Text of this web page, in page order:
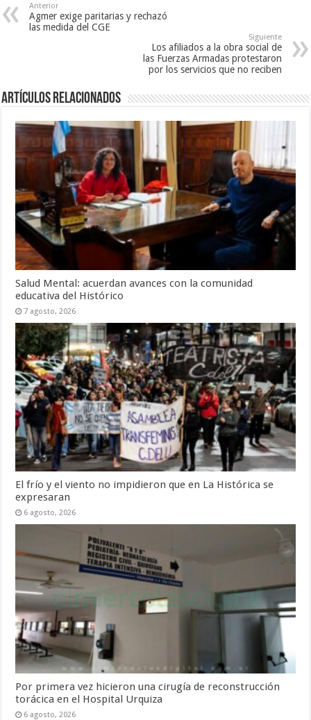
Anterior
Agmer exige paritarias y rechazó
las medida del CGE
Siguiente
Los afiliados a la obra social de
las Fuerzas Armadas protestaron
por los servicios que no reciben
Artículos Relacionados
Salud Mental: acuerdan avances con la comunidad
educativa del Histórico
7 agosto, 2026
El frío y el viento no impidieron que en La Histórica se
expresaran
6 agosto, 2026
Por primera vez hicieron una cirugía de reconstrucción
torácica en el Hospital Urquiza
6 agosto, 2026